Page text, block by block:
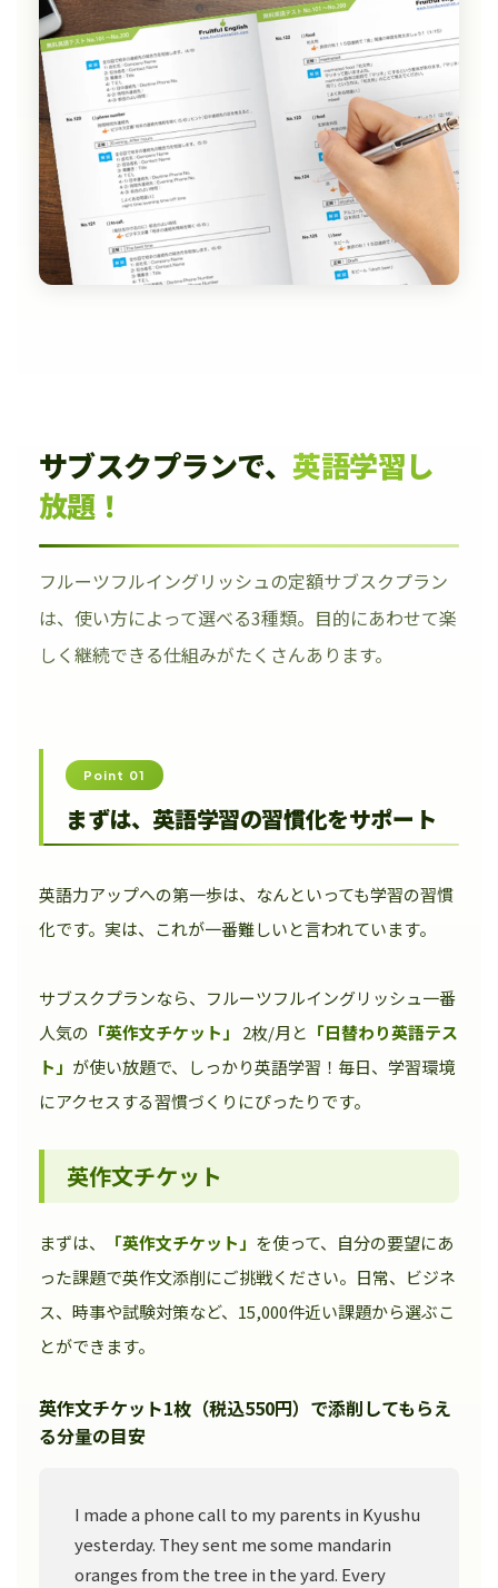
サブスクプランで、 英語学習し
放題！
フルーツフルイングリッシュの定額サブスクプラン
は、使い方によって選べる3種類。目的にあわせて楽
しく継続できる仕組みがたくさんあります。
Point 01
まずは、英語学習の習慣化をサポート
英語力アップへの第一歩は、なんといっても学習の習慣
化です。実は、これが一番難しいと言われています。
サブスクプランなら、フルーツフルイングリッシュ一番
人気の 「英作文チケット」 2枚/月と 「日替わり英語テス
ト」 が使い放題で、しっかり英語学習！毎日、学習環境
にアクセスする習慣づくりにぴったりです。
英作文チケット
まずは、 「英作文チケット」 を使って、自分の要望にあ
った課題で英作文添削にご挑戦ください。日常、ビジネ
ス、時事や試験対策など、15,000件近い課題から選ぶこ
とができます。
英作文チケット1枚（税込550円）で添削してもらえ
る分量の目安
I made a phone call to my parents in Kyushu
yesterday. They sent me some mandarin
oranges from the tree in the yard. Every